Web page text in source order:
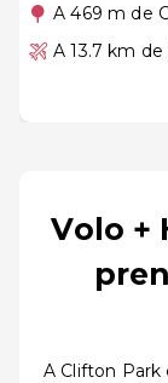
A 469 m de
A 13.7 km
Volo +
A Clifton Park